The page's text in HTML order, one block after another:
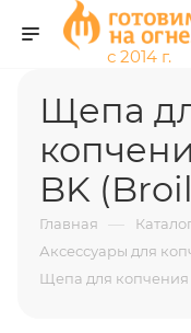
Щепа
BK
Главная —
Аксессуары для
Щепа для копчения